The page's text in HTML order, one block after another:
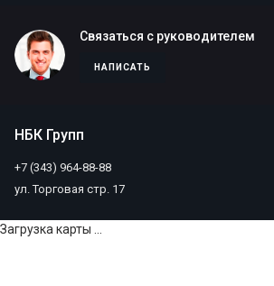
Связаться с руководителем
НАПИСАТЬ
НБК Групп
+7 (343) 964-88-88
ул. Торговая стр. 17
Загрузка карты ...